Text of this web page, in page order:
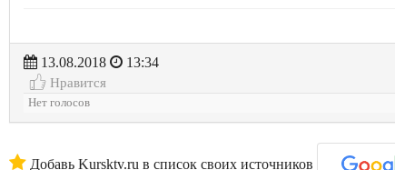
13.08.2018
13:34
Нравится
Нет голосов
Добавь Kursktv.ru в список своих источников